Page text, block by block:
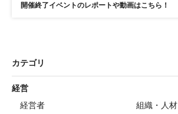
開催終了イベントのレポートや動画はこちら！
カテゴリ
経営
経営者
組織・人材